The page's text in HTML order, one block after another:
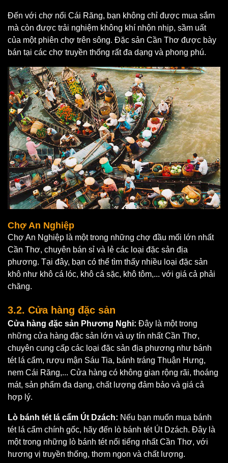
Đến với chợ nổi Cái Răng, bạn không chỉ được mua sắm
mà còn được trải nghiệm không khí nhộn nhịp, sầm uất
của một phiên chợ trên sông. Đặc sản Cần Thơ được bày
bán tại các chợ truyền thống rất đa dạng và phong phú.
Chợ An Nghiệp
Chợ An Nghiệp là một trong những chợ đầu mối lớn nhất
Cần Thơ, chuyên bán sỉ và lẻ các loại đặc sản địa
phương. Tại đây, bạn có thể tìm thấy nhiều loại đặc sản
khô như khô cá lóc, khô cá sặc, khô tôm,... với giá cả phải
chăng.
3.2. Cửa hàng đặc sản
Cửa hàng đặc sản Phương Nghi: Đây là một trong
những cửa hàng đặc sản lớn và uy tín nhất Cần Thơ,
chuyên cung cấp các loại đặc sản địa phương như bánh
tét lá cẩm, rượu mận Sáu Tia, bánh tráng Thuận Hưng,
nem Cái Răng,... Cửa hàng có không gian rộng rãi, thoáng
mát, sản phẩm đa dạng, chất lượng đảm bảo và giá cả
hợp lý.
Lò bánh tét lá cẩm Út Dzách: Nếu bạn muốn mua bánh
tét lá cẩm chính gốc, hãy đến lò bánh tét Út Dzách. Đây là
một trong những lò bánh tét nổi tiếng nhất Cần Thơ, với
hương vị truyền thống, thơm ngon và chất lượng.